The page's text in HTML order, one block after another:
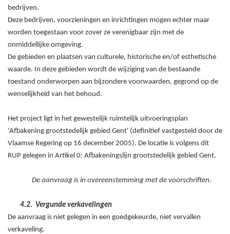
bedrijven.
Deze bedrijven, voorzieningen en inrichtingen mogen echter maar
worden toegestaan voor zover ze verenigbaar zijn met de
onmiddellijke omgeving.
De gebieden en plaatsen van culturele, historische en/of esthetische
waarde. In deze gebieden wordt de wijziging van de bestaande
toestand onderworpen aan bijzondere voorwaarden, gegrond op de
wenselijkheid van het behoud.
Het project ligt in het gewestelijk ruimtelijk uitvoeringsplan
'Afbakening grootstedelijk gebied Gent' (definitief vastgesteld door de
Vlaamse Regering op 16 december 2005). De locatie is volgens dit
RUP gelegen in Artikel 0: Afbakeningslijn grootstedelijk gebied Gent.
De aanvraag is in overeenstemming met de voorschriften.
4.2. Vergunde verkavelingen
De aanvraag is niet gelegen in een goedgekeurde, niet vervallen
verkaveling.